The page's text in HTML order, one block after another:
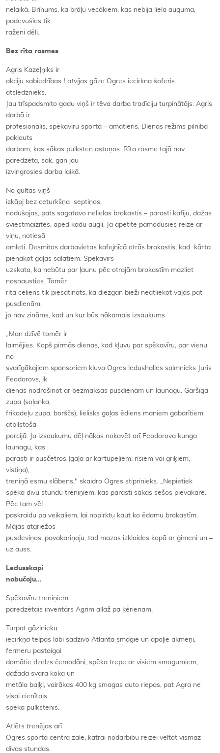
nelaikā. Brīnums, ka brāļu vecākiem, kas nebija liela auguma,
padevušies tik
raženi dēli.
Bez rīta rosmes
Agris Kazeļņiks ir
akciju sabiedrības Latvijas gāze Ogres iecirkņa šoferis
atslēdznieks.
Jau trīspadsmito gadu viņš ir tēva darba tradīciju turpinātājs. Agris
darbā ir
profesionālis, spēkavīru sportā – amatieris. Dienas režīms pilnībā
pakļauts
darbam, kas sākas pulksten astoņos. Rīta rosme tajā nav
paredzēta, sak, gan jau
izvingrosies darba laikā.
No gultas viņš
izkāpj bez ceturkšņa septiņos,
nodušojas, pats sagatavo nelielas brokastis – parasti kafiju, dažas
sviestmaizītes, apēd kādu augli. Ja apetīte pamodusies reizē ar
viņu, notiesā
omleti. Desmitos darbavietas kafejnīcā otrās brokastis, kad kārta
pienākot gaļas salātiem. Spēkavīrs
uzskata, ka nebūtu par ļaunu pēc otrajām brokastīm mazliet
nosnausties. Tomēr
rīta cēliens tik piesātināts, ka diezgan bieži neatliekot vaļas pat
pusdienām,
jo nav zināms, kad un kur būs nākamais izsaukums.
„Man dzīvē tomēr ir
laimējies. Kopš pirmās dienas, kad kļuvu par spēkavīru, par vienu
no
svarīgākajiem sponsoriem kļuva Ogres ledushalles saimnieks Juris
Feodorovs, ik
dienas nodrošinot ar bezmaksas pusdienām un launagu. Garšīga
zupa (soļanka,
frikadeļu zupa, borščs), lielisks gaļas ēdiens maniem gabarītiem
atbilstošā
porcijā. Ja izsaukumu dēļ nākas nokavēt arī Feodorova kunga
launagu, kas
parasti ir pusčetros (gaļa ar kartupeļiem, rīsiem vai griķiem,
vistiņa),
treniņā esmu slābens," skaidro Ogres stiprinieks. „Nepietiek
spēka divu stundu treniņiem, kas parasti sākas sešos pievakarē.
Pēc tam vēl
paskraidu pa veikaliem, lai nopirktu kaut ko ēdamu brokastīm.
Mājās atgriežos
pusdeviņos, pavakariņoju, tad mazas izklaides kopā ar ģimeni un –
uz auss.
Ledusskapi
nobučoju…
Spēkavīru treniņiem
paredzētais inventārs Agrim allaž pa ķērienam.
Turpat gāzinieku
iecirkņa telpās labi sadzīvo Atlanta smagie un apaļie akmeņi,
fermeru pastaigai
domātie dzelzs čemodāni, spēka trepe ar visiem smagumiem,
dažāda svara koka un
metāla baļķi, vairākas 400 kg smagas auto riepas, pat Agra ne
visai cienītais
spēka pulkstenis.
Atlēts trenējas arī
Ogres sporta centra zālē, katrai nodarbību reizei veltot vismaz
divas stundas.